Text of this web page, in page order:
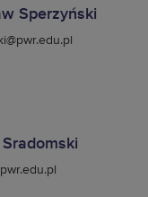
Sperzyński